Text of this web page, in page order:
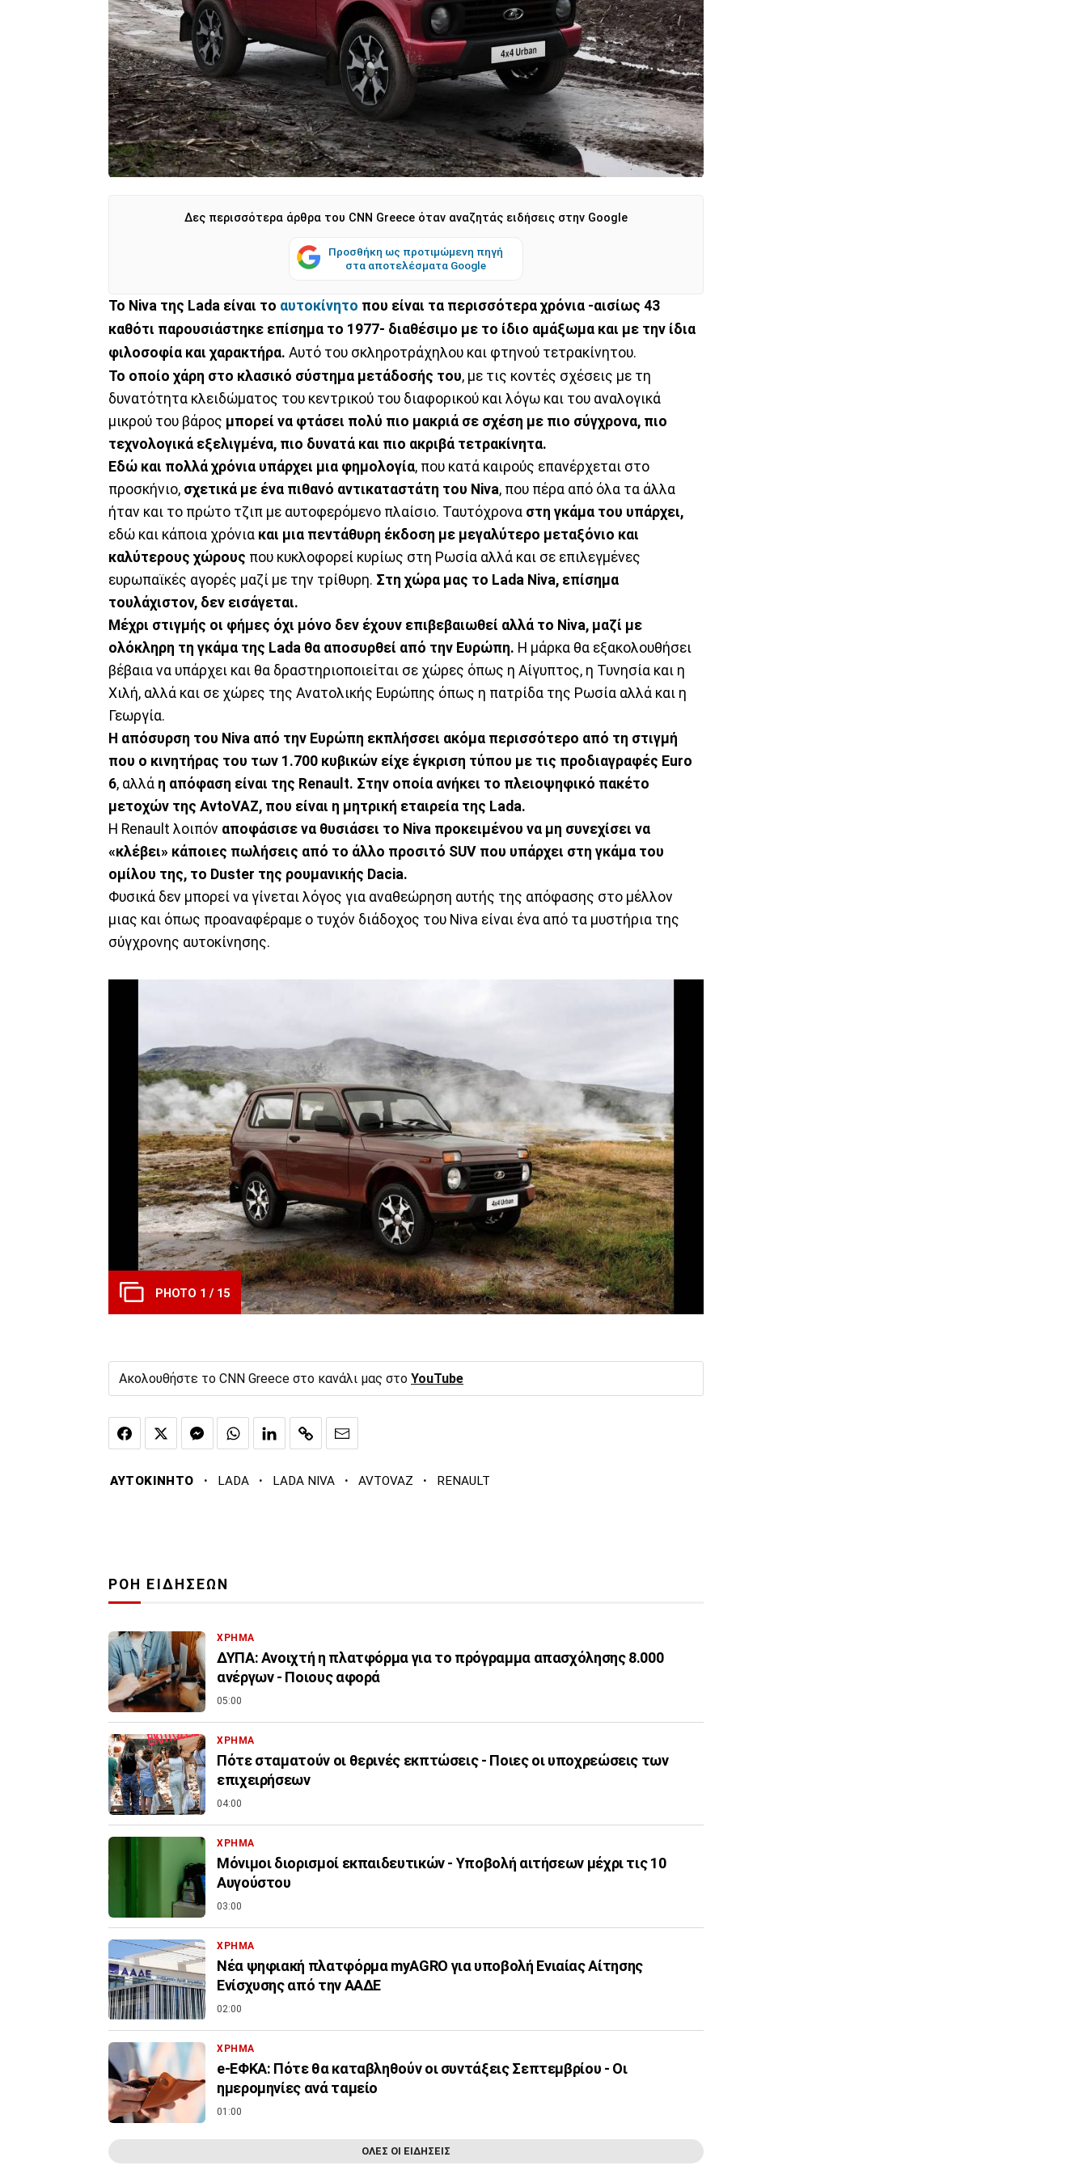
Δες περισσότερα άρθρα του CNN Greece όταν αναζητάς ειδήσεις στην Google
Προσθήκη ως προτιμώμενη πηγή
στα αποτελέσματα Google
To Niva της Lada είναι το αυτοκίνητο που είναι τα περισσότερα χρόνια -αισίως 43
καθότι παρουσιάστηκε επίσημα το 1977- διαθέσιμο με το ίδιο αμάξωμα και με την ίδια
φιλοσοφία και χαρακτήρα. Αυτό του σκληροτράχηλου και φτηνού τετρακίνητου.
Το οποίο χάρη στο κλασικό σύστημα μετάδοσής του, με τις κοντές σχέσεις με τη
δυνατότητα κλειδώματος του κεντρικού του διαφορικού και λόγω και του αναλογικά
μικρού του βάρος μπορεί να φτάσει πολύ πιο μακριά σε σχέση με πιο σύγχρονα, πιο
τεχνολογικά εξελιγμένα, πιο δυνατά και πιο ακριβά τετρακίνητα.
Εδώ και πολλά χρόνια υπάρχει μια φημολογία, που κατά καιρούς επανέρχεται στο
προσκήνιο, σχετικά με ένα πιθανό αντικαταστάτη του Niva, που πέρα από όλα τα άλλα
ήταν και το πρώτο τζιπ με αυτοφερόμενο πλαίσιο. Ταυτόχρονα στη γκάμα του υπάρχει,
εδώ και κάποια χρόνια και μια πεντάθυρη έκδοση με μεγαλύτερο μεταξόνιο και
καλύτερους χώρους που κυκλοφορεί κυρίως στη Ρωσία αλλά και σε επιλεγμένες
ευρωπαϊκές αγορές μαζί με την τρίθυρη. Στη χώρα μας το Lada Niva, επίσημα
τουλάχιστον, δεν εισάγεται.
Μέχρι στιγμής οι φήμες όχι μόνο δεν έχουν επιβεβαιωθεί αλλά τo Niva, μαζί με
ολόκληρη τη γκάμα της Lada θα αποσυρθεί από την Ευρώπη. Η μάρκα θα εξακολουθήσει
βέβαια να υπάρχει και θα δραστηριοποιείται σε χώρες όπως η Αίγυπτος, η Τυνησία και η
Χιλή, αλλά και σε χώρες της Ανατολικής Ευρώπης όπως η πατρίδα της Ρωσία αλλά και η
Γεωργία.
Η απόσυρση του Niva από την Ευρώπη εκπλήσσει ακόμα περισσότερο από τη στιγμή
που ο κινητήρας του των 1.700 κυβικών είχε έγκριση τύπου με τις προδιαγραφές Euro
6, αλλά η απόφαση είναι της Renault. Στην οποία ανήκει το πλειοψηφικό πακέτο
μετοχών της AvtoVAZ, που είναι η μητρική εταιρεία της Lada.
Η Renault λοιπόν αποφάσισε να θυσιάσει το Niva προκειμένου να μη συνεχίσει να
«κλέβει» κάποιες πωλήσεις από το άλλο προσιτό SUV που υπάρχει στη γκάμα του
ομίλου της, το Duster της ρουμανικής Dacia.
Φυσικά δεν μπορεί να γίνεται λόγος για αναθεώρηση αυτής της απόφασης στο μέλλον
μιας και όπως προαναφέραμε ο τυχόν διάδοχος του Niva είναι ένα από τα μυστήρια της
σύγχρονης αυτοκίνησης.
PHOTO 1 / 15
Ακολουθήστε το CNN Greece στο κανάλι μας στο YouTube
ΑΥΤΟΚΙΝΗΤΟ · LADA · LADA NIVA · AVTOVAZ · RENAULT
ΡΟΗ ΕΙΔΗΣΕΩΝ
ΧΡΗΜΑ
ΔΥΠΑ: Ανοιχτή η πλατφόρμα για το πρόγραμμα απασχόλησης 8.000
ανέργων - Ποιους αφορά
05:00
ΧΡΗΜΑ
Πότε σταματούν οι θερινές εκπτώσεις - Ποιες οι υποχρεώσεις των
επιχειρήσεων
04:00
ΧΡΗΜΑ
Μόνιμοι διορισμοί εκπαιδευτικών - Υποβολή αιτήσεων μέχρι τις 10
Αυγούστου
03:00
ΧΡΗΜΑ
Νέα ψηφιακή πλατφόρμα myAGRO για υποβολή Ενιαίας Αίτησης
Ενίσχυσης από την ΑΑΔΕ
02:00
ΧΡΗΜΑ
e-ΕΦΚΑ: Πότε θα καταβληθούν οι συντάξεις Σεπτεμβρίου - Οι
ημερομηνίες ανά ταμείο
01:00
ΟΛΕΣ ΟΙ ΕΙΔΗΣΕΙΣ